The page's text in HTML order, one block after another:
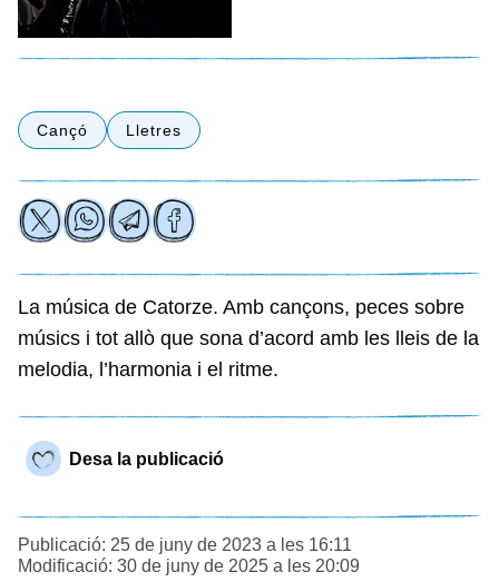
Cançó Lletres
La música de Catorze. Amb cançons, peces sobre
músics i tot allò que sona d’acord amb les lleis de la
melodia, l’harmonia i el ritme.
Desa la publicació
Publicació: 25 de juny de 2023 a les 16:11
Modificació: 30 de juny de 2025 a les 20:09